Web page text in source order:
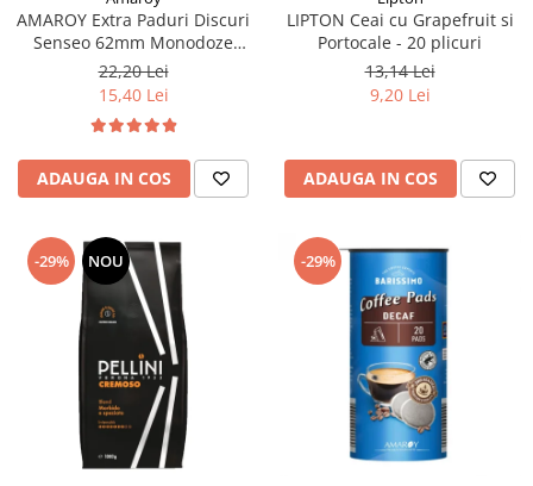
AMAROY Extra Paduri Discuri
Senseo 62mm Monodoze
20buc 140g
22,20 Lei
15,40 Lei
ADAUGA IN COS
LIPTON Ceai cu Grapefruit si
Portocale - 20 plicuri
13,14 Lei
9,20 Lei
ADAUGA IN COS
-29% NOU -29%